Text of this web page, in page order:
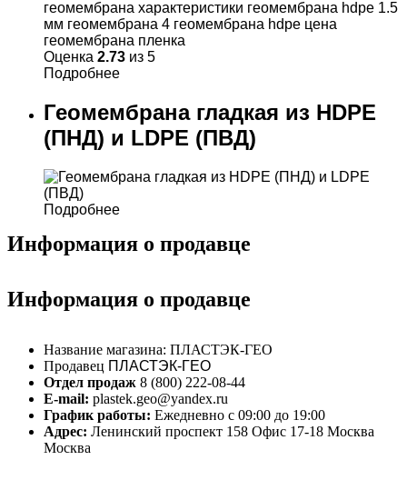
Оценка 2.73 из 5
Подробнее
Геомембрана гладкая из HDPE
(ПНД) и LDPE (ПВД)
Подробнее
Информация о продавце
Информация о продавце
Название магазина: ПЛАСТЭК-ГЕО
Продавец ПЛАСТЭК-ГЕО
Отдел продаж 8 (800) 222-08-44
E-mail: plastek.geo@yandex.ru
График работы: Ежедневно с 09:00 до 19:00
Адрес: Ленинский проспект 158 Офис 17-18 Москва
Москва